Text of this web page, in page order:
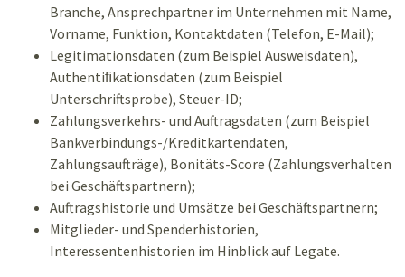
Branche, Ansprechpartner im Unternehmen mit Name,
Vorname, Funktion, Kontaktdaten (Telefon, E-Mail);
Legitimationsdaten (zum Beispiel Ausweisdaten),
Authentiﬁkationsdaten (zum Beispiel
Unterschriftsprobe), Steuer-ID;
Zahlungsverkehrs- und Auftragsdaten (zum Beispiel
Bankverbindungs-/Kreditkartendaten,
Zahlungsaufträge), Bonitäts-Score (Zahlungsverhalten
bei Geschäftspartnern);
Auftragshistorie und Umsätze bei Geschäftspartnern;
Mitglieder- und Spenderhistorien,
Interessentenhistorien im Hinblick auf Legate.